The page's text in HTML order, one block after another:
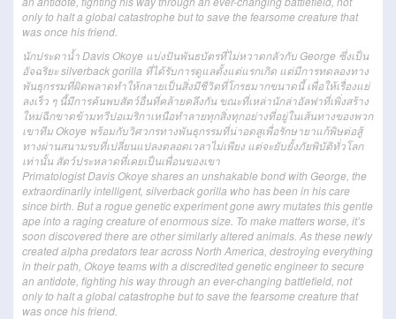
only to halt a global catastrophe but to save the fearsome creature that
was once his friend.
นักประดาน้ำ Davis Okoye แบ่งปันพันธบัตรที่ไม่หวาดกลัวกับ George ซึ่งเป็น
อัจฉริยะ silverback gorilla ที่ได้รับการดูแลตั้งแต่แรกเกิด แต่มีการทดลองทาง
พันธุกรรมที่ผิดพลาดทำให้กลายเป็นสิ่งมีชีวิตที่โกรธมากขนาดนี้ เพื่อให้เรื่องแย่
ลงเร็ว ๆ นี้มีการค้นพบสัตว์อื่นที่คล้ายคลึงกัน ขณะที่เหล่านักล่าอัลฟาที่เพิ่งสร้าง
ใหม่ฉีกขาดข้ามทวีปอเมริกาเหนือทำลายทุกสิ่งทุกอย่างที่อยู่ในเส้นทางของพวก
เขาทีม Okoye พร้อมกับวิศวกรทางพันธุกรรมที่น่าอดสูเพื่อรักษายาแก้พิษต่อสู้
ทางผ่านสนามรบที่เปลี่ยนแปลงตลอดเวลาไม่เพียง แต่จะยับยั้งภัยพิบัติทั่วโลก
เท่านั้น สัตว์ประหลาดที่เคยเป็นเพื่อนของเขา
Primatologist Davis Okoye shares an unshakable bond with George, the
extraordinarily intelligent, silverback gorilla who has been in his care
since birth. But a rogue genetic experiment gone awry mutates this gentle
ape into a raging creature of enormous size. To make matters worse, it’s
soon discovered there are other similarly altered animals. As these newly
created alpha predators tear across North America, destroying everything
in their path, Okoye teams with a discredited genetic engineer to secure
an antidote, fighting his way through an ever-changing battlefield, not
only to halt a global catastrophe but to save the fearsome creature that
was once his friend.